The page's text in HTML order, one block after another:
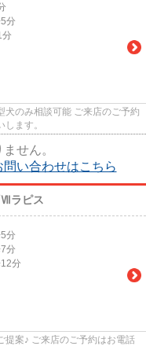
5分
分
のみ相談可能 ご来店のご予約
ます。
せん。
い合わせはこちら
Ⅶラピス
5分
7分
12分
提案♪ ご来店のご予約はお電話